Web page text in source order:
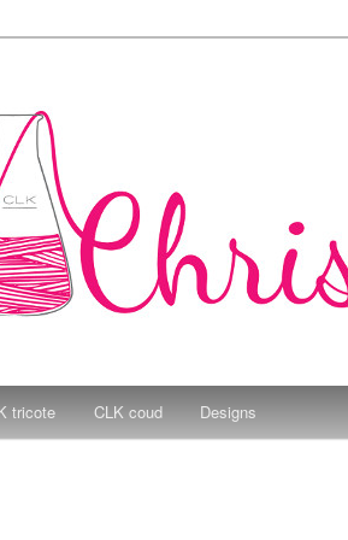
tricote CLK coud Designs